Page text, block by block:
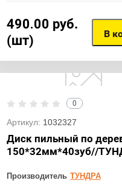
490.00 руб.
(шт)
В
0
Артикул: 1032327
Диск пильный по
150*32мм*40зуб//
Производитель ТУНДРА